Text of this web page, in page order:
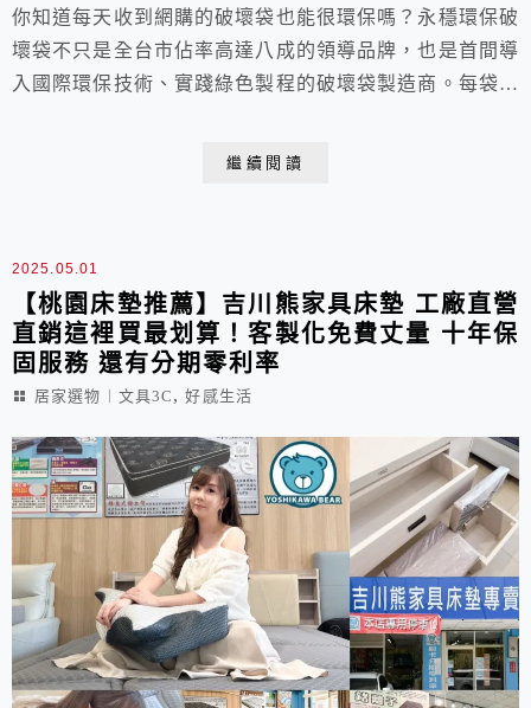
你知道每天收到網購的破壞袋也能很環保嗎？永穩環保破
壞袋不只是全台市佔率高達八成的領導品牌，也是首間導
入國際環保技術、實踐綠色製程的破壞袋製造商。每袋含
繼續閱讀
2025.05.01
【桃園床墊推薦】吉川熊家具床墊 工廠直營
直銷這裡買最划算！客製化免費丈量 十年保
固服務 還有分期零利率
居家選物︱文具3C ,好感生活